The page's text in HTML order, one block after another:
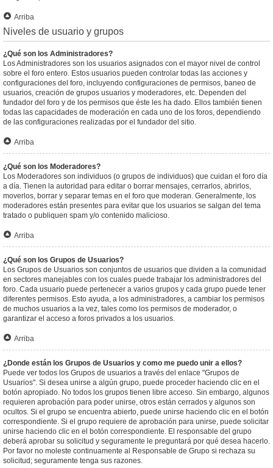
Arriba
Niveles de usuario y grupos
¿Qué son los Administradores?
Los Administradores son los usuarios asignados con el mayor nivel de control
sobre el foro entero. Estos usuarios pueden controlar todas las acciones y
configuraciones del foro, incluyendo configuraciones de permisos, baneo de
usuarios, creación de grupos usuarios y moderadores, etc. Dependen del
fundador del foro y de los permisos que éste les ha dado. Ellos también tienen
todas las capacidades de moderación en cada uno de los foros, dependiendo
de las configuraciones realizadas por el fundador del sitio.
Arriba
¿Qué son los Moderadores?
Los Moderadores son individuos (o grupos de individuos) que cuidan el foro día
a día. Tienen la autoridad para editar o borrar mensajes, cerrarlos, abrirlos,
moverlos, borrar y separar temas en el foro que moderan. Generalmente, los
moderadores están presentes para evitar que los usuarios se salgan del tema
tratado o publiquen spam y/o contenido malicioso.
Arriba
¿Qué son los Grupos de Usuarios?
Los Grupos de Usuarios son conjuntos de usuarios que dividen a la comunidad
en sectores manejables con los cuales puede trabajar los administradores del
foro. Cada usuario puede pertenecer a varios grupos y cada grupo puede tener
diferentes permisos. Esto ayuda, a los administradores, a cambiar los permisos
de muchos usuarios a la vez, tales como los permisos de moderador, o
garantizar el acceso a foros privados a los usuarios.
Arriba
¿Donde están los Grupos de Usuarios y como me puedo unir a ellos?
Puede ver todos los Grupos de usuarios a través del enlace "Grupos de
Usuarios". Si desea unirse a algún grupo, puede proceder haciendo clic en el
botón apropiado. No todos los grupos tienen libre acceso. Sin embargo, algunos
requieren aprobación para poder unirse, otros están cerrados y algunos son
ocultos. Si el grupo se encuentra abierto, puede unirse haciendo clic en el botón
correspondiente. Si el grupo requiere de aprobación para unirse, puede solicitar
unirse haciendo clic en el botón correspondiente. El responsable del grupo
deberá aprobar su solicitud y seguramente le preguntará por qué desea hacerlo.
Por favor no moleste continuamente al Responsable de Grupo si rechaza su
solicitud; seguramente tenga sus razones.